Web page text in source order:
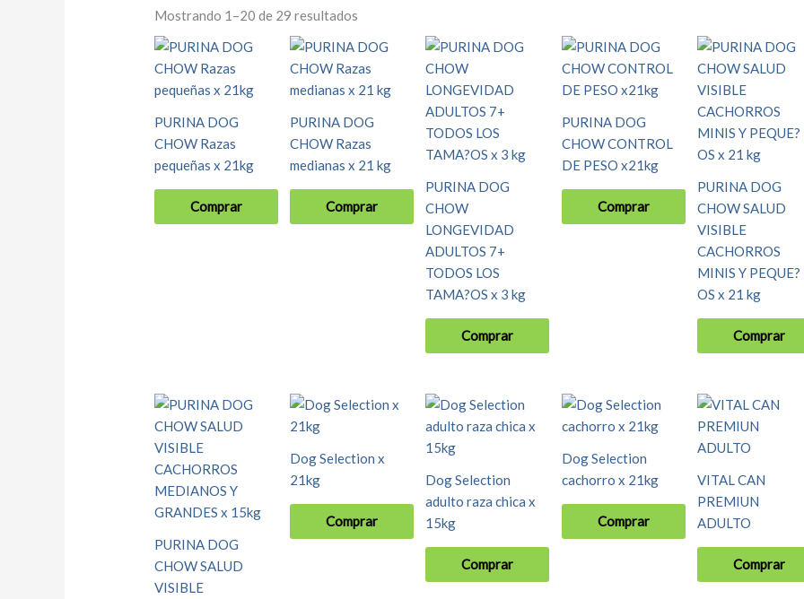
Mostrando 1–20 de 29 resultados
PURINA DOG
CHOW Razas
pequeñas x 21kg
Comprar
PURINA DOG
CHOW Razas
medianas x 21 kg
Comprar
PURINA DOG
CHOW
LONGEVIDAD
ADULTOS 7+
TODOS LOS
TAMA?OS x 3 kg
Comprar
PURINA DOG
CHOW CONTROL
DE PESO x21kg
Comprar
PURINA DOG
CHOW SALUD
VISIBLE
CACHORROS
MINIS Y PEQUE?
OS x 21 kg
Comprar
PURINA DOG
CHOW SALUD
VISIBLE
Dog Selection x
21kg
Comprar
Dog Selection
adulto raza chica x
15kg
Comprar
Dog Selection
cachorro x 21kg
Comprar
VITAL CAN
PREMIUN
ADULTO
Comprar